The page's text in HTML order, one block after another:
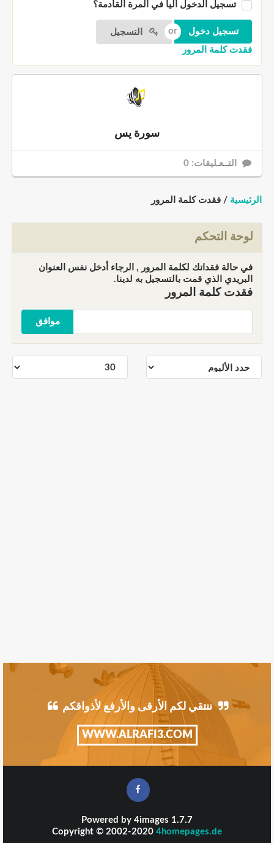
تسجيل الدخول آلياً في المرة القادمة؟
التسجيل
فقدت كلمة المرور
سورة يس
التــعـليقات: 0
الرئيسية / فقدت كلمة المرور
لوحة التحكم
في حالة فقدانك لكلمة المرور , الرجاء أدخل نفس العنوان
البريدي الذي قمت بالتسجيل به لدينا.
فقدت كلمة المرور
موافق
ننتقي لكم الأرقى والأرفع لأذواقكم
WWW.ALRAFI3.COM
Powered by 4images 1.7.7
Copyright © 2002-2020 4homepages.de